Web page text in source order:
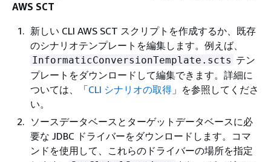
AWS SCT
新しい CLI AWS SCT スクリプトを作成するか、既存
のシナリオテンプレートを編集します。例えば、
InformaticConversionTemplate.scts テン
プレートをダウンロードして編集できます。詳細に
ついては、「CLI シナリオの取得 」を参照してくださ
い。
ソースデータベースとターゲットデータベースに必
要な JDBC ドライバーをダウンロードします。コマ
ンドを使用して、これらのドライバーの場所を指定